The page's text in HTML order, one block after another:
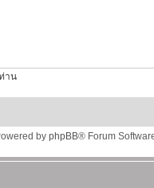
าน
by phpBB® Forum